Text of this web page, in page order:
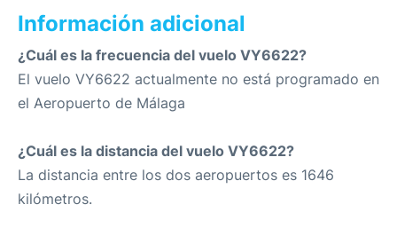
Información adicional
¿Cuál es la frecuencia del vuelo VY6622?
El vuelo VY6622 actualmente no está programado en
el Aeropuerto de Málaga
¿Cuál es la distancia del vuelo VY6622?
La distancia entre los dos aeropuertos es 1646
kilómetros.